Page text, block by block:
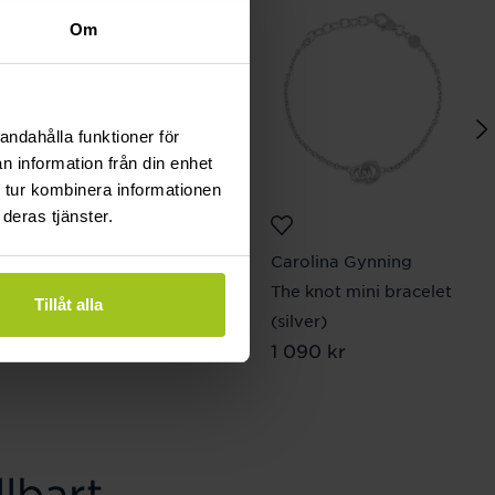
Om
funktioner för
information från din enhet
kombinera informationen
tjänster.
Tillåt alla
Astrid & Agnes
Carolina Gynning
The knot mini bracelet
(silver)
Pris:1 090 kr
1 090 kr